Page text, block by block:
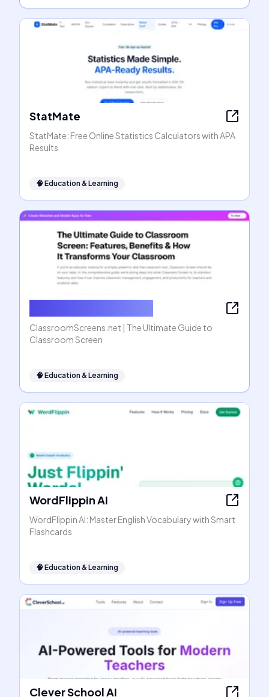
StatMate
StatMate: Free Online Statistics Calculators with APA
Results
🧠 Education & Learning
ClassroomScreens.net | The Ultimate Guide to
Classroom Screen
🧠 Education & Learning
WordFlippin AI
WordFlippin AI: Master English Vocabulary with Smart
Flashcards
🧠 Education & Learning
Clever School AI